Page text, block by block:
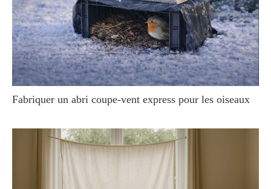
Fabriquer un abri coupe-vent express pour les oiseaux